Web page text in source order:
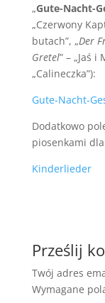
„Gute-Nacht-
„Czerwony
butach”, „Der
Gretel” – „Jaś i
„Calineczka”):
Gute-Nacht-
Dodatkowo
piosenkami
Kinderlieder
Prześlij
Twój adres
Wymagane